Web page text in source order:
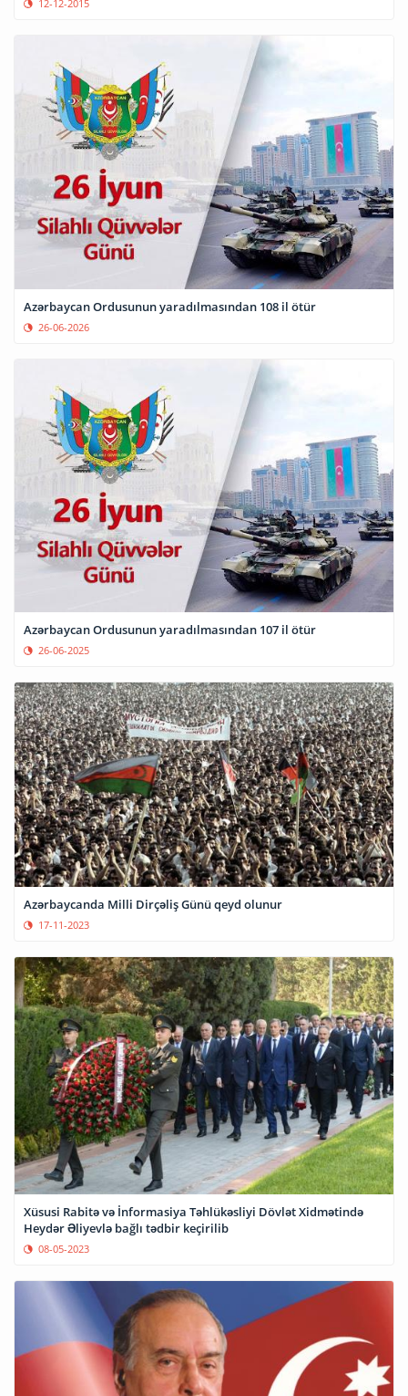
12-12-2015
Azərbaycan Ordusunun yaradılmasından 108 il ötür
26-06-2026
Azərbaycan Ordusunun yaradılmasından 107 il ötür
26-06-2025
Azərbaycanda Milli Dirçəliş Günü qeyd olunur
17-11-2023
Xüsusi Rabitə və İnformasiya Təhlükəsliyi Dövlət Xidmətində
Heydər Əliyevlə bağlı tədbir keçirilib
08-05-2023